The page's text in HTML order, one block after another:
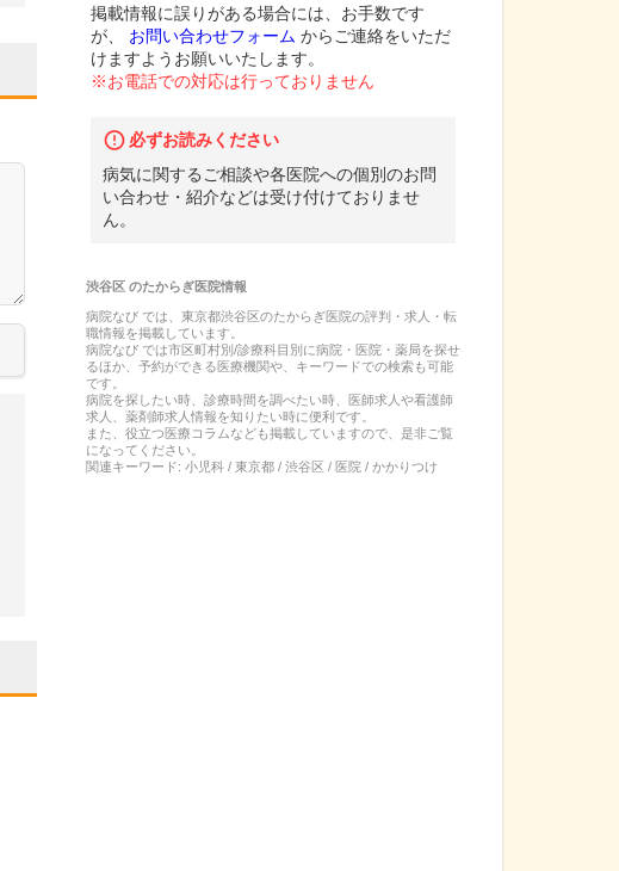
掲載情報に誤りがある場合には、お手数です
が、
お問い合わせフォーム からご連絡をいただ
けますようお願いいたします。
※お電話での対応は行っておりません
必ずお読みください
病気に関するご相談や各医院への個別のお問
い合わせ・紹介などは受け付けておりませ
ん。
渋谷区のたからぎ医院情報
病院なび では、 東京都渋谷区のたからぎ医院の評判・求人・転
職情報を掲載しています。
病院なび では市区町村別/診療科目別に病院・医院・薬局を探せ
るほか、予約ができる医療機関や、キーワードでの検索も可能
です。
病院を探したい時、診療時間を調べたい時、医師求人や看護師
求人、薬剤師求人情報を知りたい時に便利です。
また、役立つ医療コラムなども掲載していますので、是非ご覧
になってください。
関連キーワード: 小児科 / 東京都 / 渋谷区 / 医院 / かかりつけ